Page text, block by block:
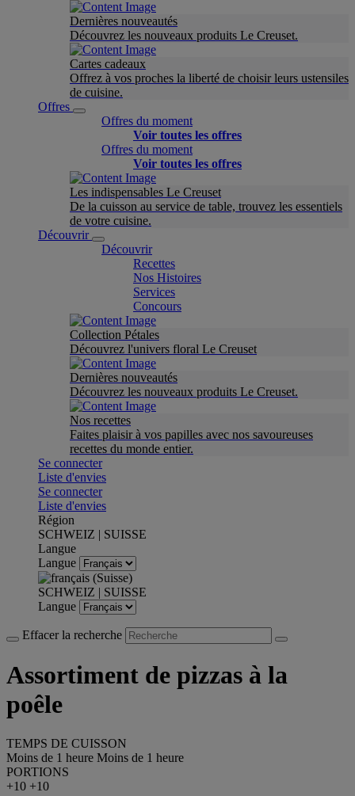
Dernières nouveautés
Découvrez les nouveaux produits Le Creuset.
Cartes cadeaux
Offrez à vos proches la liberté de choisir leurs ustensiles
de cuisine.
Offres
Offres du moment
Voir toutes les offres
Offres du moment
Voir toutes les offres
Les indispensables Le Creuset
De la cuisson au service de table, trouvez les essentiels
de votre cuisine.
Découvrir
Découvrir
Recettes
Nos Histoires
Services
Concours
Collection Pétales
Découvrez l'univers floral Le Creuset
Dernières nouveautés
Découvrez les nouveaux produits Le Creuset.
Nos recettes
Faites plaisir à vos papilles avec nos savoureuses
recettes du monde entier.
Se connecter
Liste d'envies
Se connecter
Liste d'envies
Région
SCHWEIZ | SUISSE
Langue
Langue
SCHWEIZ | SUISSE
Langue
Effacer la recherche
Assortiment de pizzas à la
poêle
TEMPS DE CUISSON
Moins de 1 heure Moins de 1 heure
PORTIONS
+10 +10